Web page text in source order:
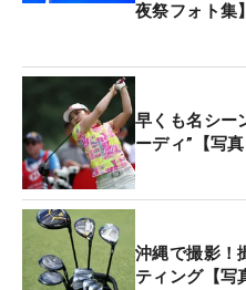
夜祭フォト集】
早くも名シ
ーディ”【写真
沖縄で撮影！
ティング【写